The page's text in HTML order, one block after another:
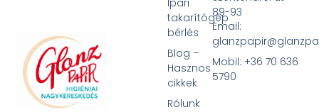
Ipari
takarítógép
bérlés
Blog –
Hasznos
cikkek
Rólunk
89-93
Email:
Mobil: +36 70 636
5790